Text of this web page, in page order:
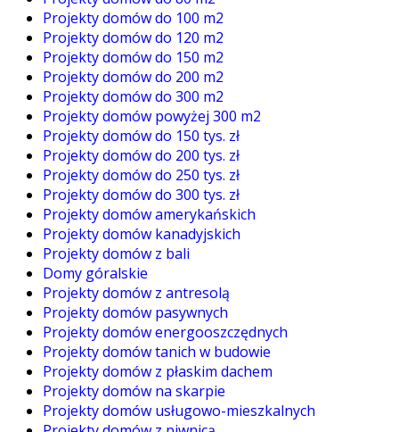
Projekty domów do 100 m2
Projekty domów do 120 m2
Projekty domów do 150 m2
Projekty domów do 200 m2
Projekty domów do 300 m2
Projekty domów powyżej 300 m2
Projekty domów do 150 tys. zł
Projekty domów do 200 tys. zł
Projekty domów do 250 tys. zł
Projekty domów do 300 tys. zł
Projekty domów amerykańskich
Projekty domów kanadyjskich
Projekty domów z bali
Domy góralskie
Projekty domów z antresolą
Projekty domów pasywnych
Projekty domów energooszczędnych
Projekty domów tanich w budowie
Projekty domów z płaskim dachem
Projekty domów na skarpie
Projekty domów usługowo-mieszkalnych